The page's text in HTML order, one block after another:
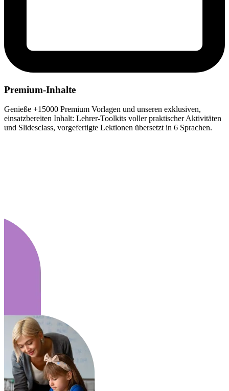
Premium-Inhalte
Genieße +15000 Premium Vorlagen und unseren exklusiven,
einsatzbereiten Inhalt: Lehrer-Toolkits voller praktischer Aktivitäten
und Slidesclass, vorgefertigte Lektionen übersetzt in 6 Sprachen.